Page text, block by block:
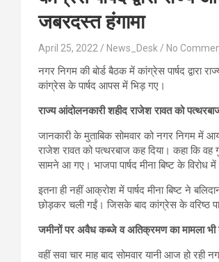
जबरदस्त हंगामा
April 25, 2022 News_Desk No
नगर निगम की बोर्ड बैठक में कांग्रेस पार्षद
कांग्रेस के पार्षद आपस में भिड़ गए।
राज्य आंदोलनकारी शहीद राजेश रावत को
जानकारी के मुताबिक सोमवार को नगर निगम में
राजेश रावत को पत्थरबाज कह दिया। कहा कि
सामने आ गए। भाजपा पार्षद मीना बिष्‍ट के
इतना ही नहीं आक्रोश में पार्षद मीना बिष्ट ने
छोड़कर चली गईं। जिसके बाद कांग्रेस के वरिष्ठ
जमीनों पर अवैध कब्जे व अतिक्रमण का मामला भी
वहीं सवा चार माह बाद सोमवार यानी आज हो